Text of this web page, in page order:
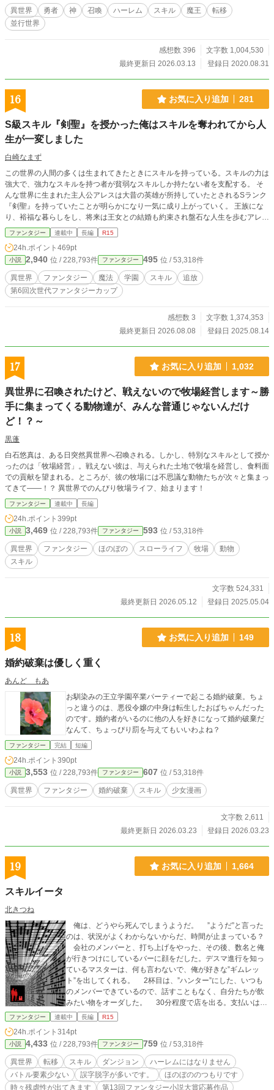
だ。 そして・・・・帰るには、魔王を倒してもらう必要がある・・・・と。 想
定外の人数がやって来たらしく、渡すギフト・・・・スキルらしいけど、それも
数が限られていて、勇者として召喚した人以外、つまり巻き込まれて転移したそ
本に戻るには、勇者が魔王を倒すしかなく、それを待つのもよし、自ら勇者に協
ンク、格、強さがバラバラで・・・・ より良いスキルは早い者勝ち。 我も我も
と群がる人々。 そんな中突き飛ばされて倒れる１人の女性が。 僕はその女性を
助け・・・同じように突き飛ばされ、またもや気を失う。 気が付けば２人だけ
になっていて・・・・ スキルも２つしか残っていない。 一つは鑑定。 もう一つ
は家事全般。 両方とも微妙だ・・・・ 彼女の名は才村 友郁 さいむら ゆか。
２３歳。 今年社会人になりたて。 取り残された２人が、すったもんだで生き残
異世界 勇者 神 召喚 ハーレム スキル 魔王
転移
並行世界
感想数 396
文字数 1,004,530
最終更新日 2026.03.13
登録日 2020.08.31
16 お気に入り追加 281
S級スキル『剣聖』を授かった俺はスキルを奪われてから人
生が一変しました
白崎なまず
この世界の人間の多くは生まれてきたときにスキルを持っている。スキルの力は
強大で、強力なスキルを持つ者が貧弱なスキルしか持たない者を支配する。 そ
んな世界に生まれた主人公アレスは大昔の英雄が所持していたとされるSランク
『剣聖』を持っていたことが明らかになり一気に成り上がっていく。 王族にな
り、裕福な暮らしをし、将来は王女との結婚も約束され盤石な人生を歩むアレ
ス。 しかし物事がうまくいっている時こそ人生の落とし穴には気付けないもの
だ。 突如現れた謎の老人に剣聖のスキルを奪われてしまったアレス。 スキルの
おかげで手に入れた立場は当然スキルがなければ維持することが出来ない。 王
族から下民へと落ちたアレスはこの世に絶望し、生きる気力を失いかけてしま
う。 そんなアレスに手を差し伸べたのはとある教会のシスターだった。 Sラン
クスキルを失い、この世はスキルが全てじゃないと知ったアレス。 スキルがな
い自分でも前向きに生きていこうと冒険者の道へ進むことになったアレスだった
スキルを奪われたと王族から追放されたアレスが剣聖のスキルが戻ったことを隠
しながら冒険者になるために学園に通う。 スキルの優劣がものを言う世界での
されている作品の重複投稿になります
ファンタジー 連載中 長編 R15
24h.ポイント 469pt
小説 2,940 位 / 228,793件 ファンタジー 495 位 / 53,318件
異世界 ファンタジー 魔法 学園 スキル
追放
第6回次世代ファンタジーカップ
感想数 3
文字数 1,374,353
最終更新日 2026.08.08
登録日 2025.08.14
17 お気に入り追加 1,032
異世界に召喚されたけど、戦えないので牧場経営します～勝
手に集まってくる動物達が、みんな普通じゃないんだけ
ど！？～
黒蓬
白石悠真は、ある日突然異世界へ召喚される。しかし、特別なスキルとして授か
ったのは「牧場経営」。戦えない彼は、与えられた土地で牧場を経営し、食料面
での貢献を望まれる。ところが、彼の牧場には不思議な動物たちが次々と集まっ
てきて――！？ 異世界でのんびり牧場ライフ、始まります！
ファンタジー 連載中 長編
24h.ポイント 399pt
小説 3,469 位 / 228,793件 ファンタジー 593 位 / 53,318件
異世界 ファンタジー ほのぼの スローライフ 牧場
動物
スキル
文字数 524,331
最終更新日 2026.05.12
登録日 2025.05.04
18 お気に入り追加 149
婚約破棄は優しく重く
あんど もあ
お馴染みの王立学園卒業パーティーで起こる婚約破棄。ちょ
っと違うのは、悪役令嬢の中身は転生したおばちゃんだった
のです。婚約者がいるのに他の人を好きになって婚約破棄だ
なんて、ちょっぴり罰を与えてもいいわよね？
ファンタジー 完結 短編
24h.ポイント 390pt
小説 3,553 位 / 228,793件 ファンタジー 607 位 / 53,318件
異世界 ファンタジー 婚約破棄 スキル 少女漫画
文字数 2,611
最終更新日 2026.03.23
登録日 2026.03.23
19 お気に入り追加 1,664
スキルイータ
北きつね
俺は、どうやら死んでしまうようだ。 ”ようだ”と言った
のは、状況がよくわからないからだ、時間が止まっている？
会社のメンバーと、打ち上げをやった、その後、数名と俺
が行きつけにしているバーに顔をだした。デスマ進行を知っ
ているマスターは、何も言わないで、俺が好きな”ギムレッ
ト”を出してくれる。 2杯目は、”ハンター”にした、いつも
のメンバーできているので、話すこともなく、自分たちが飲
みたい物をオーダした。 30分程度で店を出る。支払いは、
デポジットで足りるというサインが出ている。少なくなって
て、店を出る。雑踏を嫌って、裏路地を歩いて、一駅前の駅
に向かった。 電車を待つ間、仲間と他愛もない話をする。
異世界に転生したら、どんなスキルをもらうか？そんな話
をしながら、電車が来るのを待っていた。 ”ドン！” この音
を最後に、俺の生活は一変する。 異世界に転移した。転生
ファンタジー 連載中 長編 R15
24h.ポイント 314pt
小説 4,433 位 / 228,793件 ファンタジー 759 位 / 53,318件
異世界 転移 スキル ダンジョン
ハーレムにはなりません
バトル要素少ない
誤字脱字が多いです。
ほのぼののつもりです
時々残虐性が出てきます
第13回ファンタジー小説大賞応募作品